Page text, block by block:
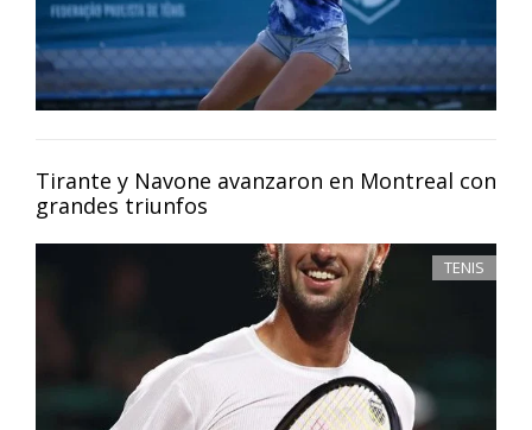
Tirante y Navone avanzaron en Montreal con
grandes triunfos
TENIS